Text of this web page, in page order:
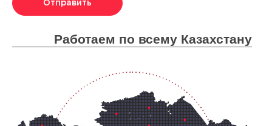
Отправить
Работаем по всему Казахстану